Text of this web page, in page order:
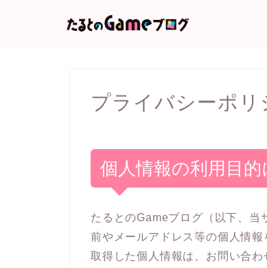
プライバシーポリ
個人情報の利用目的
たるとのGameブログ（以下、当
前やメールアドレス等の個人情報
取得した個人情報は、お問い合